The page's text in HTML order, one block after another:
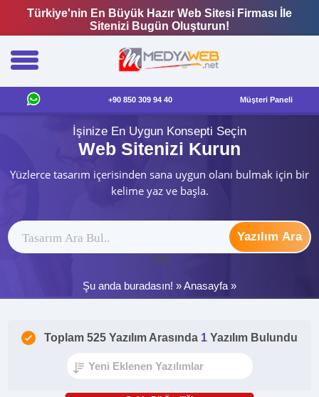
Türkiye'nin En Büyük Hazır Web Sitesi Firması İle
Sitenizi Bugün Oluşturun!
+90 850 309 94 40 Müşteri Paneli
İşinize En Uygun Konsepti Seçin
Web Sitenizi Kurun
Yüzlerce tasarım içerisinden sana uygun olanı bulmak için bir
kelime yaz ve başla.
Yazılım Ara
ytag
Şu anda buradasın! »Anasayfa »
Toplam 525 Yazılım Arasında 1 Yazılım Bulundu